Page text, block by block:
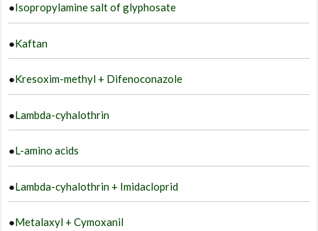
●Isopropylamine salt of glyphosate
●Kaftan
●Kresoxim-methyl + Difenoconazole
●Lambda-cyhalothrin
●L-amino acids
●Lambda-cyhalothrin + Imidacloprid
●Metalaxyl + Cymoxanil